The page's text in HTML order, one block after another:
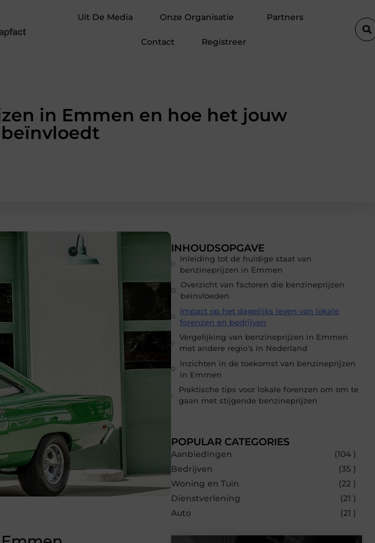
woontrends voor woningen in Amsterdam
Uit De Media Onze Organisatie Partners
Contact Registreer
in Emmen en hoe het jouw
INHOUDSOPGAVE
Inleiding tot de huidige staat van
benzineprijzen in Emmen
Overzicht van factoren die benzineprijzen
beïnvloeden
Impact op het dagelijks leven van lokale
forenzen en bedrijven
Vergelijking van benzineprijzen in Emmen
met andere regio’s in Nederland
Inzichten in de toekomst van benzineprijzen
in Emmen
Praktische tips voor lokale forenzen om om te
gaan met stijgende benzineprijzen
POPULAR CATEGORIES
Aanbiedingen
(104 )
Bedrijven
(35 )
Woning en Tuin
(22 )
Dienstverlening
(21 )
Auto
(21 )